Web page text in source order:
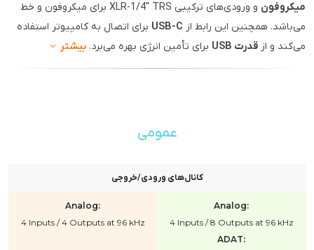
میکروفون
و ورودی‌های ترکیبی XLR-1/4" TRS برای میکروفون و خط
می‌باشد. همچنین این رابط از USB-C برای اتصال به کامپیوتر استفاده
می‌کند و از قدرت USB برای تأمین انرژی بهره می‌برد. بیشتر
عمومی
کانال‌های ورودی/خروجی
Analog:
4 Inputs / 8 Outputs at 96 kHz
ADAT:
Analog:
4 Inputs / 4 Outputs at 96 kHz